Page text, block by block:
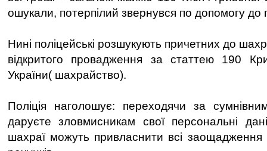
ошукали, потерпілий звернувся по допомогу до
Нині поліцейські розшукують причетних до
відкритого провадження за статтею 190
України( шахрайство).
Поліція наголошує: переходячи за
даруєте зловмисникам свої персональні
шахраї можуть привласнити всі заощадження